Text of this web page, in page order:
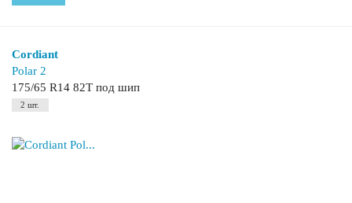
Cordiant
Polar 2
175/65 R14 82T под шип
2 шт.